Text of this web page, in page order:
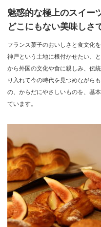
魅惑的な極上のスイー
どこにもない美味しさ
フランス菓子のおいしさと食文化
神戸という土地に根付かせたい、
から外国の文化や食に親しみ、伝
り入れて今の時代を見つめながら
の、からだにやさしいものを、基
ています。